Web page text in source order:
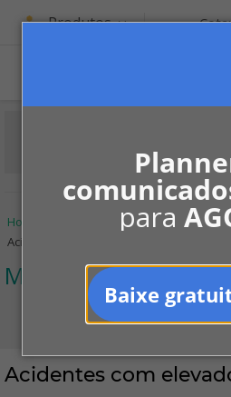
para
Baixe
Produtos
Home Notícias
Acidentes com elevadores
Manutenção
Acidentes com